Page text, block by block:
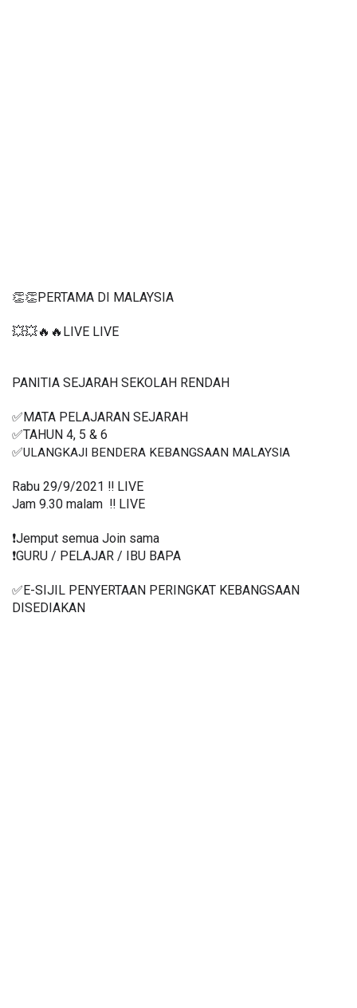
👏👏PERTAMA DI MALAYSIA
💥💥🔥🔥LIVE LIVE
PANITIA SEJARAH SEKOLAH RENDAH
✅MATA PELAJARAN SEJARAH
✅TAHUN 4, 5 & 6
✅ULANGKAJI BENDERA KEBANGSAAN MALAYSIA
Rabu 29/9/2021 ‼️ LIVE
Jam 9.30 malam  ‼️ LIVE
❗️Jemput semua Join sama
❗️GURU / PELAJAR / IBU BAPA
✅E-SIJIL PENYERTAAN PERINGKAT KEBANGSAAN
DISEDIAKAN